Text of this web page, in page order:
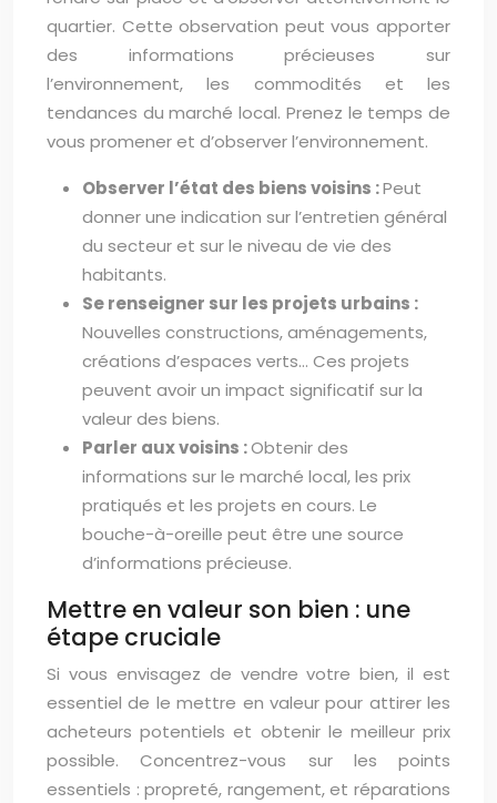
quartier. Cette observation peut vous apporter
des informations précieuses sur
l’environnement, les commodités et les
tendances du marché local. Prenez le temps de
vous promener et d’observer l’environnement.
Observer l’état des biens voisins :Peut
donner une indication sur l’entretien général
du secteur et sur le niveau de vie des
habitants.
Se renseigner sur les projets urbains :
Nouvelles constructions, aménagements,
créations d’espaces verts… Ces projets
peuvent avoir un impact significatif sur la
valeur des biens.
Parler aux voisins :Obtenir des
informations sur le marché local, les prix
pratiqués et les projets en cours. Le
bouche-à-oreille peut être une source
d’informations précieuse.
Mettre en valeur son bien : une
étape cruciale
Si vous envisagez de vendre votre bien, il est
essentiel de le mettre en valeur pour attirer les
acheteurs potentiels et obtenir le meilleur prix
possible. Concentrez-vous sur les points
essentiels : propreté, rangement, et réparations